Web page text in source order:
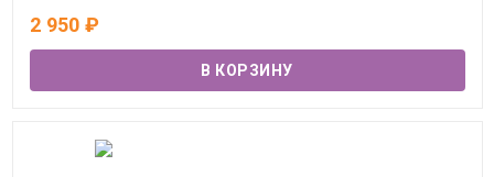
2 950 ₽